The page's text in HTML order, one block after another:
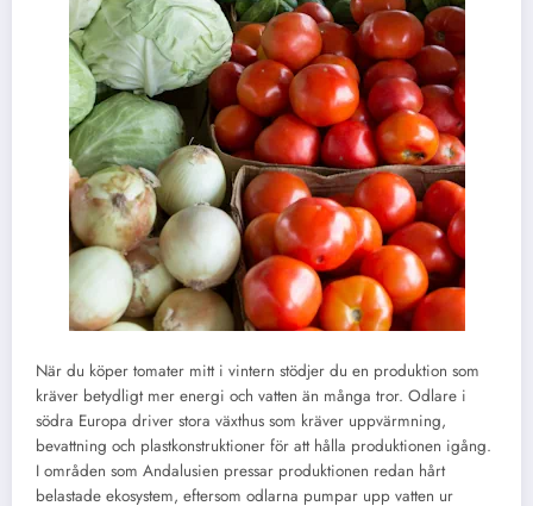
När du köper tomater mitt i vintern stödjer du en produktion som
kräver betydligt mer energi och vatten än många tror. Odlare i
södra Europa driver stora växthus som kräver uppvärmning,
bevattning och plastkonstruktioner för att hålla produktionen igång.
I områden som Andalusien pressar produktionen redan hårt
belastade ekosystem, eftersom odlarna pumpar upp vatten ur